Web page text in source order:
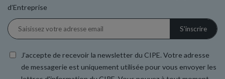
d’Entreprise
J’accepte de recevoir la newsletter du CIPE. Votre adresse
de messagerie est uniquement utilisée pour vous envoyer les